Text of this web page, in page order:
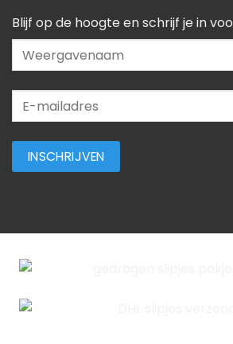
Blijf op de hoogte en schrijf je in